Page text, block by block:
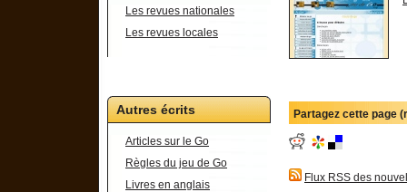
Les revues nationales
Les revues locales
Autres écrits
Articles sur le Go
Règles du jeu de Go
Livres en anglais
Partagez cette page
Flux RSS des